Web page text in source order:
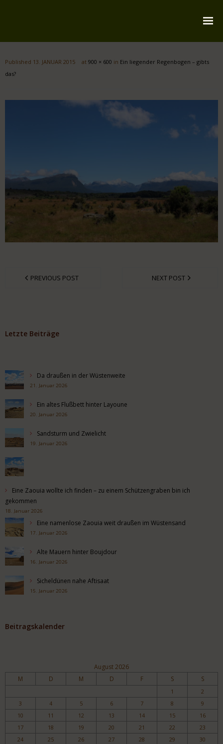
Datenschutz
Published 13. JANUAR 2015 at 900 × 600 in Ein liegender Regenbogen – gibts
das?
PREVIOUS POST NEXT POST
Letzte Beiträge
Da draußen in der Wüstenweite
21. Januar 2026
Ein altes Flußbett hinter Layoune
20. Januar 2026
Sandsturm und Zwielicht
19. Januar 2026
Eine Zaouia wollte ich finden – zu einem Schützengraben bin ich
gekommen
18. Januar 2026
Eine namenlose Zaouia weit draußen im Wüstensand
17. Januar 2026
Alte Mauern hinter Boujdour
16. Januar 2026
Sicheldünen nahe Aftisaat
15. Januar 2026
Beitragskalender
August 2026
M D M D F S S
1
2
3
4 5 6 7 8
9
10
11 12 13 14 15
16
17
18 19 20 21 22
23
24
25 26 27 28 29
30